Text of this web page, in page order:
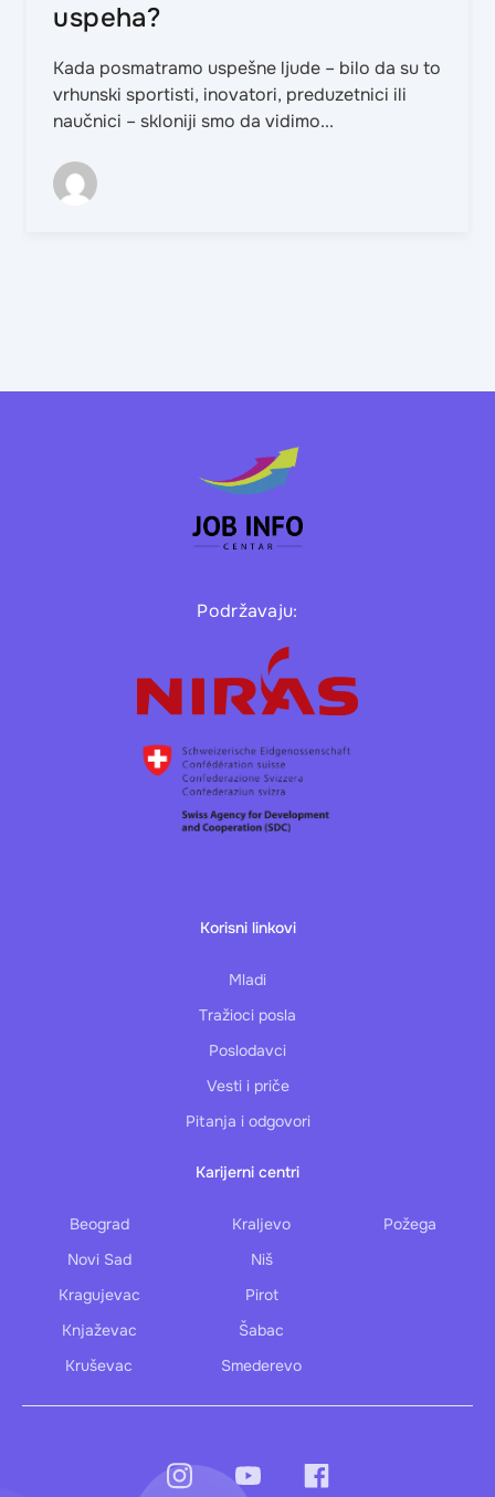
uspeha?
Kada posmatramo uspešne ljude – bilo da su to
vrhunski sportisti, inovatori, preduzetnici ili
naučnici – skloniji smo da vidimo...
Podržavaju:
Korisni linkovi
Mladi
Tražioci posla
Poslodavci
Vesti i priče
Pitanja i odgovori
Karijerni centri
Beograd
Novi Sad
Kragujevac
Knjaževac
Kruševac
Kraljevo
Niš
Pirot
Šabac
Smederevo
Požega